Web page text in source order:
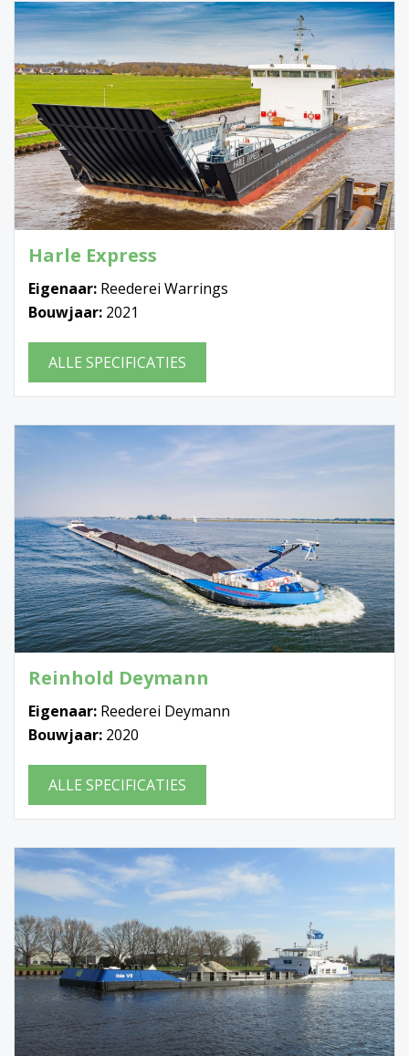
Harle Express
Eigenaar: Reederei Warrings
Bouwjaar: 2021
ALLE SPECIFICATIES
Reinhold Deymann
Eigenaar: Reederei Deymann
Bouwjaar: 2020
ALLE SPECIFICATIES